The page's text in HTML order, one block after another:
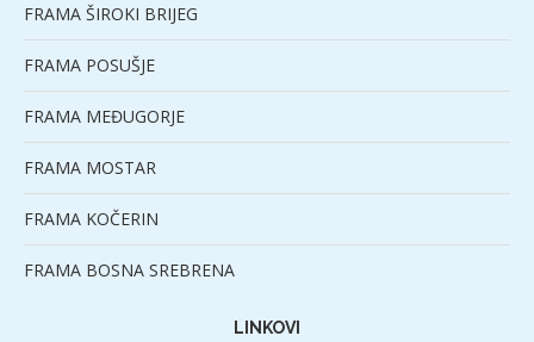
FRAMA ŠIROKI BRIJEG
FRAMA POSUŠJE
FRAMA MEĐUGORJE
FRAMA MOSTAR
FRAMA KOČERIN
FRAMA BOSNA SREBRENA
LINKOVI